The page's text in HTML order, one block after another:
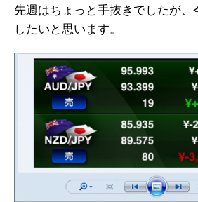
先週はちょっと手抜きでしたが、
したいと思います。